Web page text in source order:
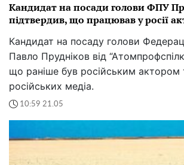
Кандидат на посади голови ФПУ
підтвердив, що працював у росії
Кандидат на посаду голови
Павло Прудніков від
що раніше був російським актором
російських медіа.
10:59 21.05